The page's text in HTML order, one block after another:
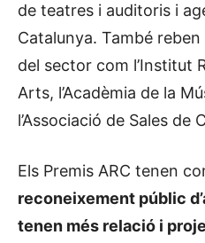
de teatres i auditoris i
Catalunya. També
del sector com l’Institut
Arts, l’Acadèmia de la
l’Associació de Sales
Els Premis ARC tenen
reconeixement públic
tenen més relació i